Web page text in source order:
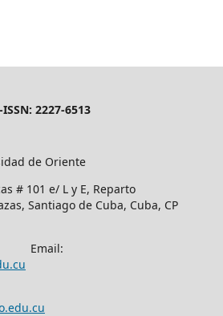
ISSN: 2227-6513
de Oriente
# 101 e/ L y E, Reparto
Santiago de Cuba, Cuba, CP
Email: